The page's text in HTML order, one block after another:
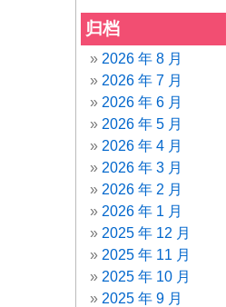
归档
2026 年 8 月
2026 年 7 月
2026 年 6 月
2026 年 5 月
2026 年 4 月
2026 年 3 月
2026 年 2 月
2026 年 1 月
2025 年 12 月
2025 年 11 月
2025 年 10 月
2025 年 9 月